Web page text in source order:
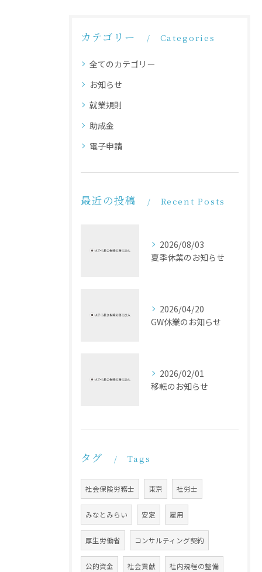
カテゴリー Categories
全てのカテゴリー
お知らせ
就業規則
助成金
電子申請
最近の投稿 Recent Posts
2026/08/03
夏季休業のお知らせ
2026/04/20
GW休業のお知らせ
2026/02/01
移転のお知らせ
タグ Tags
社会保険労務士 東京 社労士
みなとみらい 安定 雇用
厚生労働省 コンサルティング契約
公的資金 社会貢献 社内規程の整備